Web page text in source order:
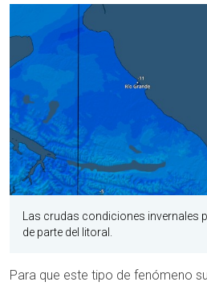
Las crudas condiciones invernales
de parte del litoral.
Para que este tipo de fenómeno